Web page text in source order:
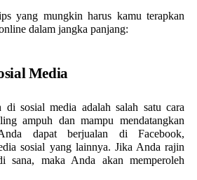
yang mungkin harus kamu terapkan
dalam jangka panjang:
Media
di sosial media adalah salah satu cara
ampuh dan mampu mendatangkan
dapat berjualan di Facebook,
sosial yang lainnya. Jika Anda rajin
sana, maka Anda akan memperoleh